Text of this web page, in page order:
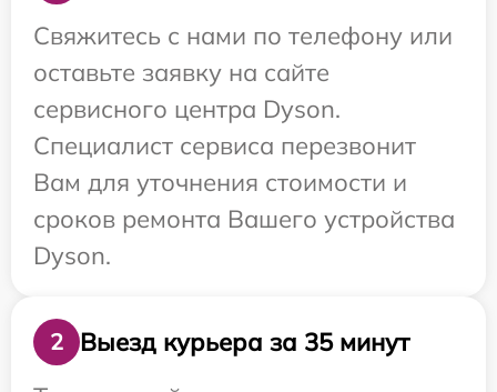
Свяжитесь с нами по телефону или
оставьте заявку на сайте
сервисного центра Dyson.
Специалист сервиса перезвонит
Вам для уточнения стоимости и
сроков ремонта Вашего устройства
Dyson.
2
Выезд курьера за 35 минут